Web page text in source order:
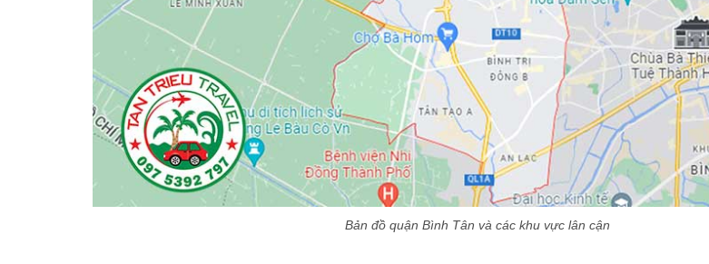
Bản đồ quận Bình Tân và các khu vực lân cận